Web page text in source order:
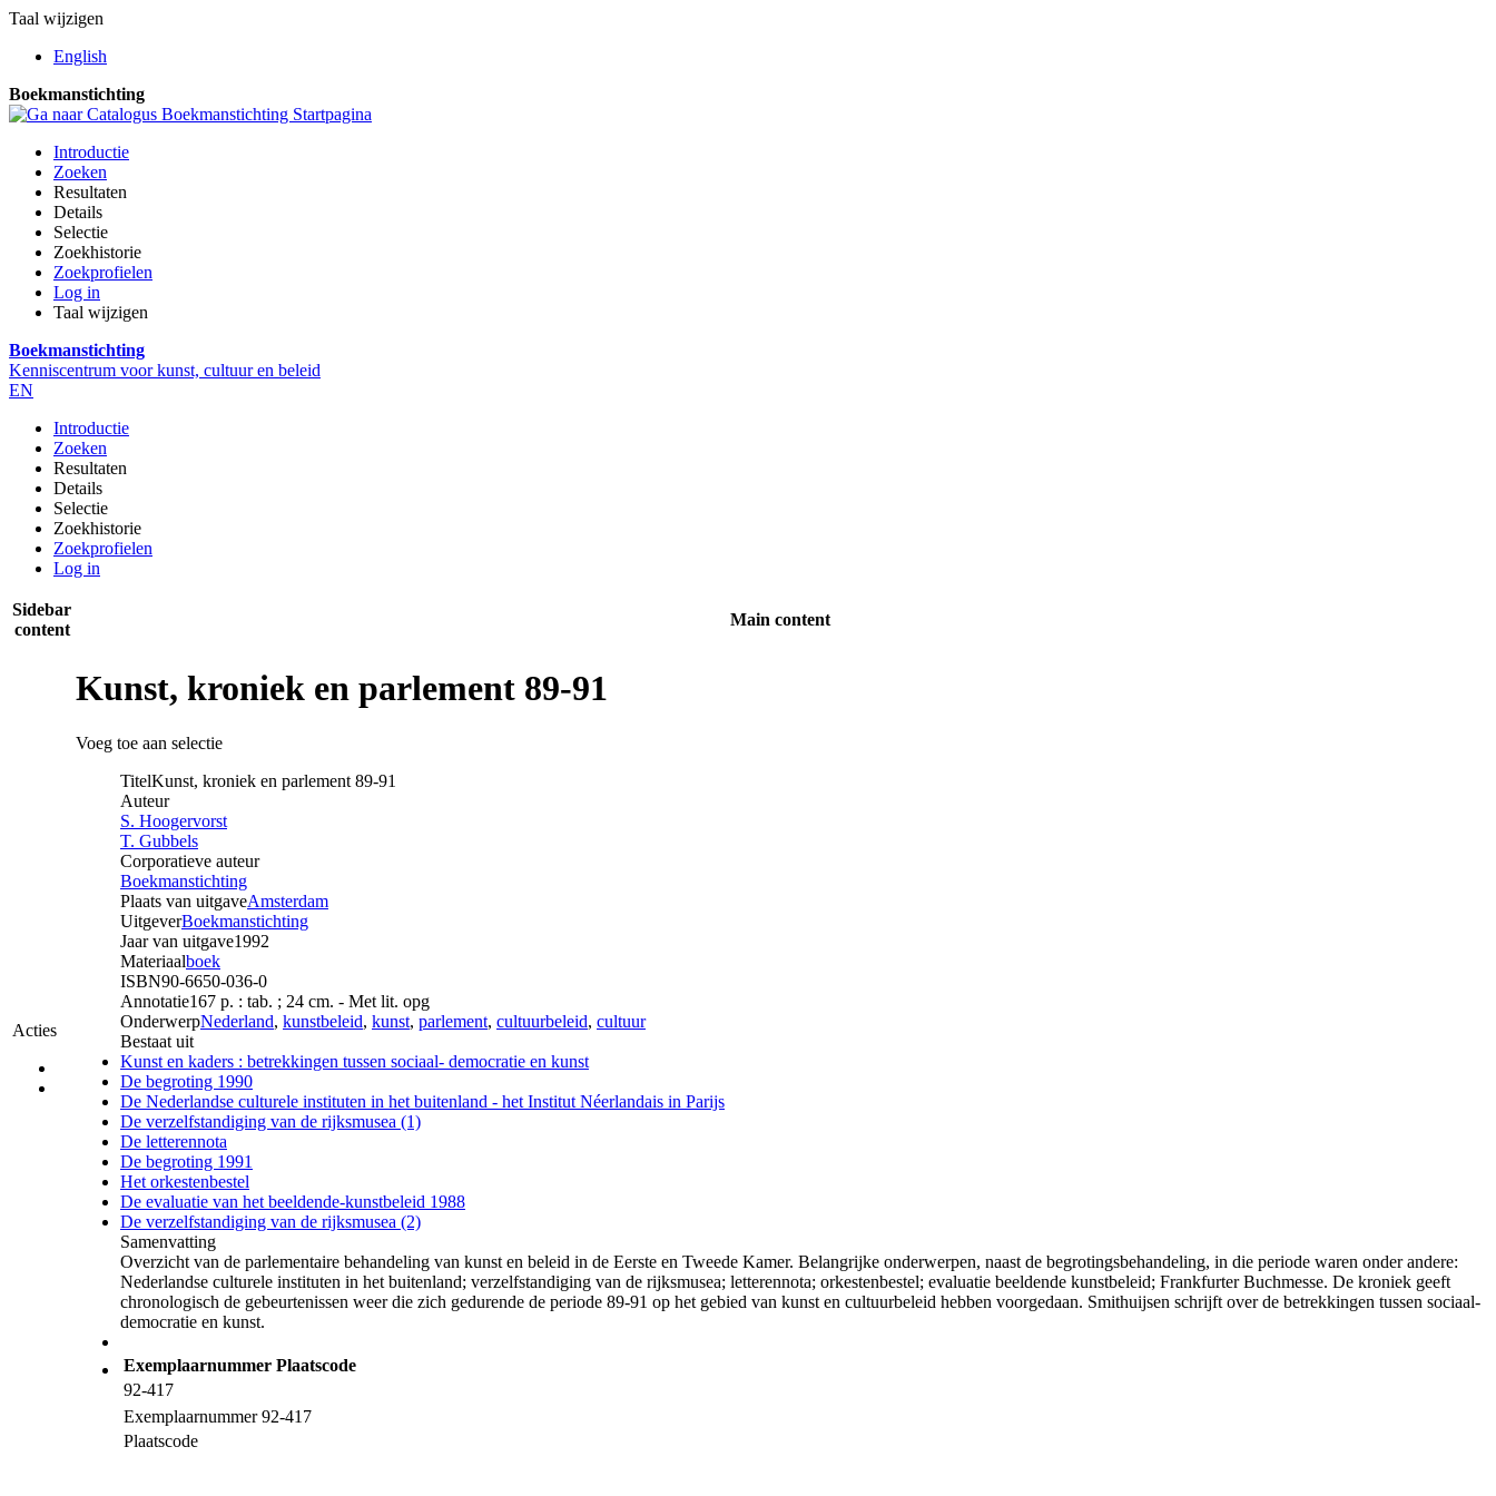
Taal wijzigen
English
Boekmanstichting
Introductie
Zoeken
Resultaten
Details
Selectie
Zoekhistorie
Zoekprofielen
Log in
Taal wijzigen
Boekmanstichting
Kenniscentrum voor kunst, cultuur en beleid
EN
Introductie
Zoeken
Resultaten
Details
Selectie
Zoekhistorie
Zoekprofielen
Log in
Sidebar
content
Main content
Acties
Kunst, kroniek en parlement 89-91
Voeg toe aan selectie
TitelKunst, kroniek en parlement 89-91
Auteur
S. Hoogervorst
T. Gubbels
Corporatieve auteur
Boekmanstichting
Plaats van uitgaveAmsterdam
UitgeverBoekmanstichting
Jaar van uitgave1992
Materiaalboek
ISBN90-6650-036-0
Annotatie167 p. : tab. ; 24 cm. - Met lit. opg
OnderwerpNederland, kunstbeleid, kunst, parlement, cultuurbeleid, cultuur
Bestaat uit
Kunst en kaders : betrekkingen tussen sociaal- democratie en kunst
De begroting 1990
De Nederlandse culturele instituten in het buitenland - het Institut Néerlandais in Parijs
De verzelfstandiging van de rijksmusea (1)
De letterennota
De begroting 1991
Het orkestenbestel
De evaluatie van het beeldende-kunstbeleid 1988
De verzelfstandiging van de rijksmusea (2)
Samenvatting
Overzicht van de parlementaire behandeling van kunst en beleid in de Eerste en Tweede Kamer. Belangrijke onderwerpen, naast de begrotingsbehandeling, in die periode waren onder andere:
Nederlandse culturele instituten in het buitenland; verzelfstandiging van de rijksmusea; letterennota; orkestenbestel; evaluatie beeldende kunstbeleid; Frankfurter Buchmesse. De kroniek geeft
chronologisch de gebeurtenissen weer die zich gedurende de periode 89-91 op het gebied van kunst en cultuurbeleid hebben voorgedaan. Smithuijsen schrijft over de betrekkingen tussen sociaal-
democratie en kunst.
Exemplaarnummer Plaatscode
92-417
Exemplaarnummer 92-417
Plaatscode